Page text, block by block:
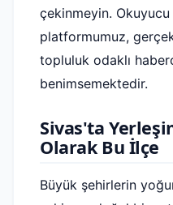
çekinmeyin. Okuyucu
platformumuz,
topluluk odaklı
benimsemektedir.
Sivas'ta
Olarak Bu İlçe
Büyük şehirlerin